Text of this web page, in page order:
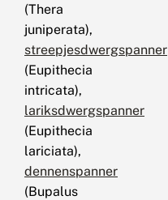
(Thera
juniperata),
streepjesdwergspanner
(Eupithecia
intricata),
lariksdwergspanner
(Eupithecia
lariciata),
dennenspanner
(Bupalus